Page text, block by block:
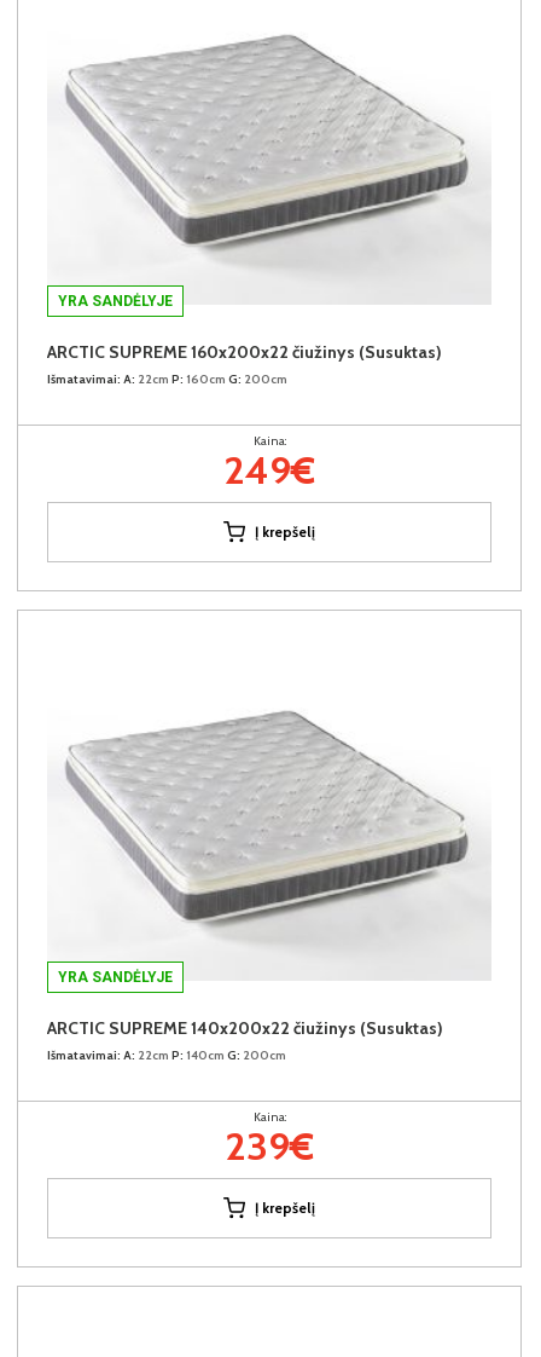
YRA SANDĖLYJE
ARCTIC SUPREME 160x200x22 čiužinys (Susuktas)
Išmatavimai: A: 22cm P: 160cm G: 200cm
Kaina:
249€
Į krepšelį
YRA SANDĖLYJE
ARCTIC SUPREME 140x200x22 čiužinys (Susuktas)
Išmatavimai: A: 22cm P: 140cm G: 200cm
Kaina:
239€
Į krepšelį